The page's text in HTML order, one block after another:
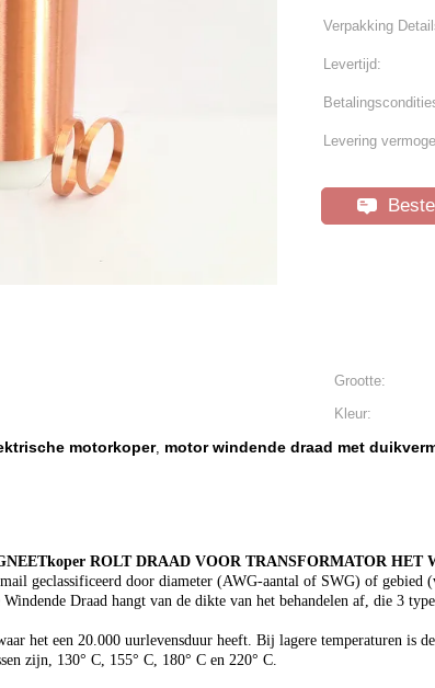
Verpakking
Levertijd:
Levering
Grootte:
Kleur:
motorkoper, motor windende draad met
ROLT DRAAD VOOR TRANSFORMATOR HET
geclassificeerd door diameter (AWG-aantal of SWG) of gebied
Draad hangt van de dikte van het behandelen af, die 3
het een 20.000 uurlevensduur heeft. Bij lagere temperaturen is
zijn, 130° C, 155° C, 180° C en 220° C.